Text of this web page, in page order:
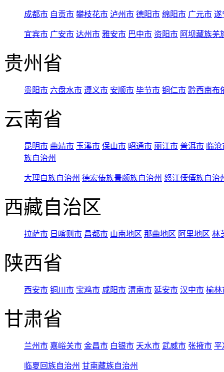
成都市 自贡市 攀枝花市 泸州市 德阳市 绵阳市 广元市 遂
宜宾市 广安市 达州市 雅安市 巴中市 资阳市 阿坝藏族羌
贵州省
贵阳市 六盘水市 遵义市 安顺市 毕节市 铜仁市 黔西南布
云南省
昆明市 曲靖市 玉溪市 保山市 昭通市 丽江市 普洱市 临
族自治州
大理白族自治州 德宏傣族景颇族自治州 怒江傈僳族自治
西藏自治区
拉萨市 日喀则市 昌都市 山南地区 那曲地区 阿里地区 林
陕西省
西安市 铜川市 宝鸡市 咸阳市 渭南市 延安市 汉中市 榆林
甘肃省
兰州市 嘉峪关市 金昌市 白银市 天水市 武威市 张掖市 平
临夏回族自治州 甘南藏族自治州